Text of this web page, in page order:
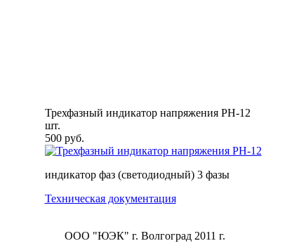
Трехфазный индикатор напряжения РН-12
шт.
500 руб.
индикатор фаз (светодиодный) 3 фазы
Техническая документация
ООО "ЮЭК" г. Волгоград 2011 г.